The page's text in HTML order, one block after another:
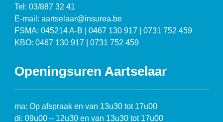
Tel: 03/887 32 41
E-mail: aartselaar@insurea.be
FSMA: 045214 A-B | 0467 130 917 | 0731 752 459
KBO: 0467 130 917 | 0731 752 459
Openingsuren Aartselaar
ma: Op afspraak en van 13u30 tot 17u00
di: 09u00 – 12u30 en van 13u30 tot 17u00